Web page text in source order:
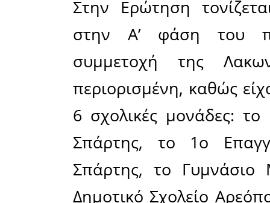
της